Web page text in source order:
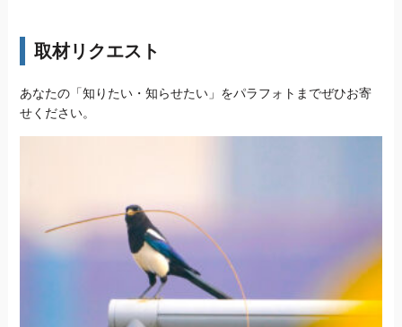
取材リクエスト
あなたの「知りたい・知らせたい」をパラフォトまでぜひお寄
せください。